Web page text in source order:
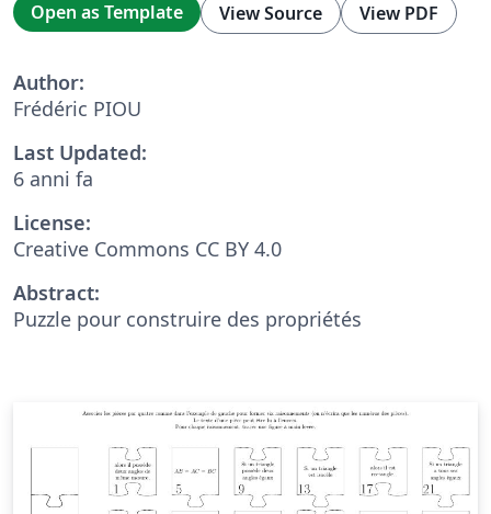
Open as Template View Source View PDF
Author:
Frédéric PIOU
Last Updated:
6 anni fa
License:
Creative Commons CC BY 4.0
Abstract:
Puzzle pour construire des propriétés